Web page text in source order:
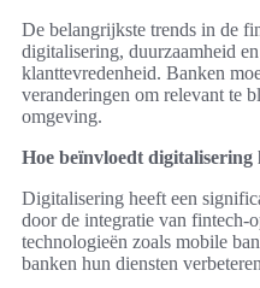
De belangrijkste trends in de
digitalisering, duurzaamheid
klanttevredenheid. Banken
veranderingen om relevant te
omgeving.
Hoe beïnvloedt digitalisering
Digitalisering heeft een
door de integratie van fintech-
technologieën zoals mobile
banken hun diensten